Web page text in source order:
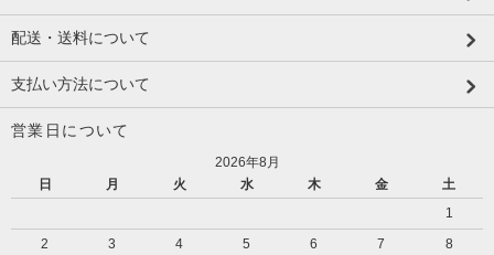
配送・送料について
支払い方法について
営業日について
2026年8月
日
月 火 水 木 金
土
1
2
3 4 5 6 7
8